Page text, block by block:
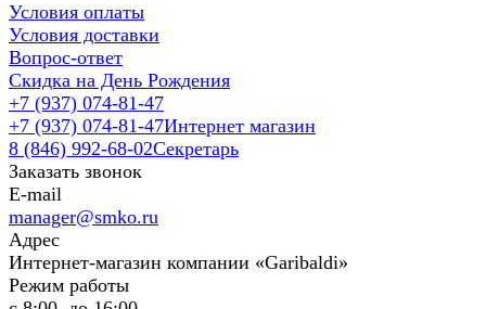
Условия оплаты
Условия доставки
Вопрос-ответ
Скидка на День Рождения
+7 (937) 074-81-47
+7 (937) 074-81-47Интернет магазин
8 (846) 992-68-02Секретарь
Заказать звонок
E-mail
manager@smko.ru
Адрес
Интернет-магазин компании «Garibaldi»
Режим работы